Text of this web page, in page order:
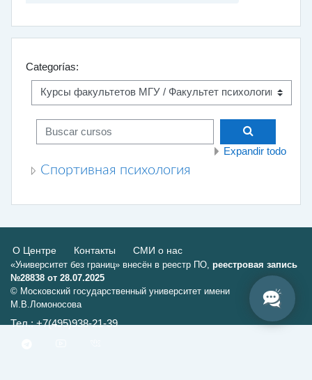
Categorías:
Buscar cursos
Expandir todo
Спортивная психология
О Центре Контакты СМИ о нас
«Университет без границ» внесён в реестр ПО, реестровая запись
№28838 от 28.07.2025
© Московский государственный университет имени
М.В.Ломоносова
Тел.: +7(495)938-21-39